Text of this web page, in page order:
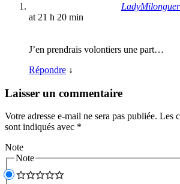
at 21 h 20 min
J’en prendrais volontiers une part…
Répondre ↓
Laisser un commentaire
Votre adresse e-mail ne sera pas publiée. Les
sont indiqués avec *
Note
Note